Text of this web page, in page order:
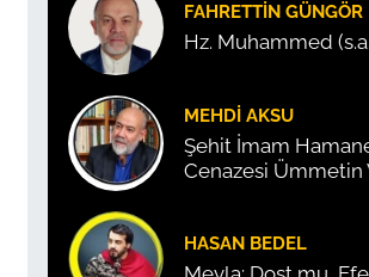
FAHRETTIN GÜNGÖR
Hz. Muhammed
MEHDI AKSU
Şehit İmam
Cenazesi Ümmetin
HASAN BEDEL